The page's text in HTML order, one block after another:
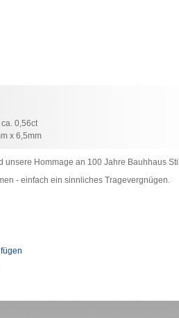
0,56ct
x 6,5mm
unsere Hommage an 100 Jahre Bauhhaus
- einfach ein sinnliches Tragevergnügen.